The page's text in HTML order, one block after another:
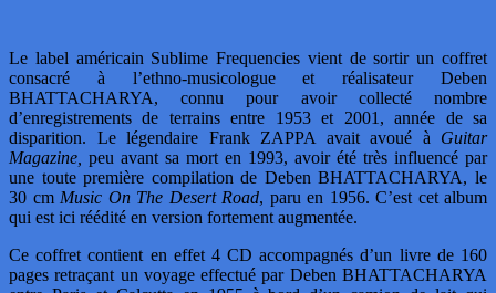
Le label américain Sublime Frequencies vient de sortir un coffret
consacré à l’ethno-musicologue et réalisateur Deben
BHATTACHARYA, connu pour avoir collecté nombre
d’enregistrements de terrains entre 1953 et 2001, année de sa
disparition. Le légendaire Frank ZAPPA avait avoué à Guitar
Magazine, peu avant sa mort en 1993, avoir été très influencé par
une toute première compilation de Deben BHATTACHARYA, le
30 cm Music On The Desert Road, paru en 1956. C’est cet album
qui est ici réédité en version fortement augmentée.
Ce coffret contient en effet 4 CD accompagnés d’un livre de 160
pages retraçant un voyage effectué par Deben BHATTACHARYA